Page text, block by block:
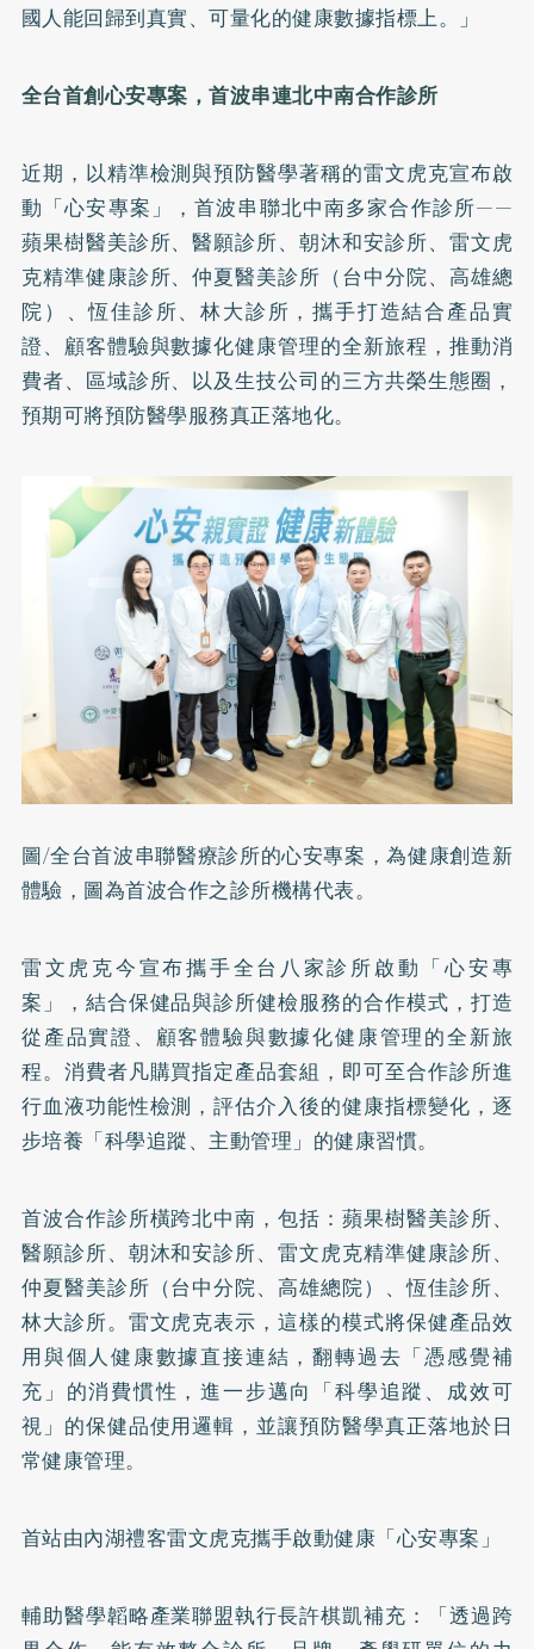
國人能回歸到真實、可量化的健康數據指標上。」
全台首創心安專案，首波串連北中南合作診所
近期，以精準檢測與預防醫學著稱的雷文虎克宣布啟
動「心安專案」，首波串聯北中南多家合作診所——
蘋果樹醫美診所、醫願診所、朝沐和安診所、雷文虎
克精準健康診所、仲夏醫美診所（台中分院、高雄總
院）、恆佳診所、林大診所，攜手打造結合產品實
證、顧客體驗與數據化健康管理的全新旅程，推動消
費者、區域診所、以及生技公司的三方共榮生態圈，
預期可將預防醫學服務真正落地化。
圖/全台首波串聯醫療診所的心安專案，為健康創造新
體驗，圖為首波合作之診所機構代表。
雷文虎克今宣布攜手全台八家診所啟動「心安專
案」，結合保健品與診所健檢服務的合作模式，打造
從產品實證、顧客體驗與數據化健康管理的全新旅
程。消費者凡購買指定產品套組，即可至合作診所進
行血液功能性檢測，評估介入後的健康指標變化，逐
步培養「科學追蹤、主動管理」的健康習慣。
首波合作診所橫跨北中南，包括：蘋果樹醫美診所、
醫願診所、朝沐和安診所、雷文虎克精準健康診所、
仲夏醫美診所（台中分院、高雄總院）、恆佳診所、
林大診所。雷文虎克表示，這樣的模式將保健產品效
用與個人健康數據直接連結，翻轉過去「憑感覺補
充」的消費慣性，進一步邁向「科學追蹤、成效可
視」的保健品使用邏輯，並讓預防醫學真正落地於日
常健康管理。
首站由內湖禮客雷文虎克攜手啟動健康「心安專案」
輔助醫學韜略產業聯盟執行長許棋凱補充：「透過跨